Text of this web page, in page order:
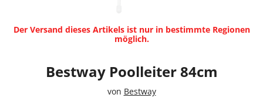
Der Versand dieses Artikels ist nur in bestimmte Regionen
möglich.
Bestway Poolleiter 84cm
von Bestway